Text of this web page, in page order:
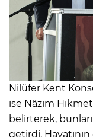
Nilüfer Kent
ise Nâzım
belirterek,
getirdi.